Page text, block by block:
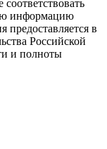
информацию
предоставляется в
Российской
и полноты